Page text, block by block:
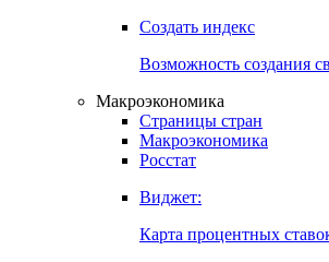
Создать индекс
Возможность создания
Макроэкономика
Страницы стран
Макроэкономика
Росстат
Виджет:
Карта процентных